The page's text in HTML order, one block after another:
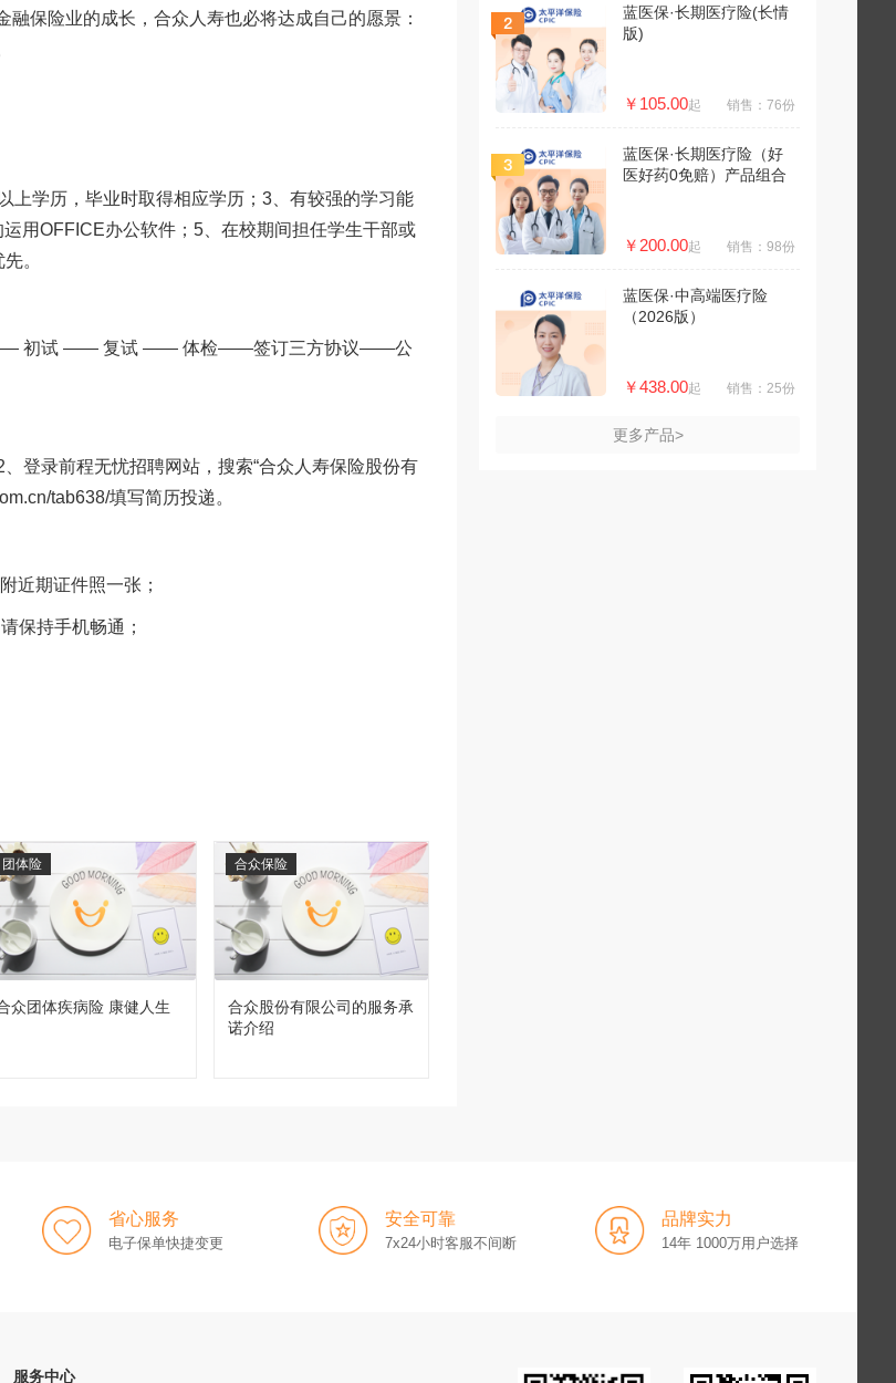
保险业的成长，合众人寿也必将达成自己的愿景：
上学历，毕业时取得相应学历；3、有较强的学习能
用OFFICE办公软件；5、在校期间担任学生干部或
。
初试 —— 复试 —— 体检——签订三方协议——公
登录前程无忧招聘网站，搜索“合众人寿保险股份有
tab638/填写简历投递。
近期证件照一张；
保持手机畅通；
众团体疾病险 康健人生
团体险
合众股份有限公司的服务承
诺介绍
合众保险
蓝医保·长期医疗险(长情
版)
￥105.00起 销售：76份
蓝医保·长期医疗险（好
医好药0免赔）产品组合
￥200.00起 销售：98份
蓝医保·中高端医疗险
（2026版）
￥438.00起 销售：25份
更多产品>
省心服务
电子保单快捷变更
安全可靠
7x24小时客服不间断
品牌实力
14年 1000万用户选择
服务中心